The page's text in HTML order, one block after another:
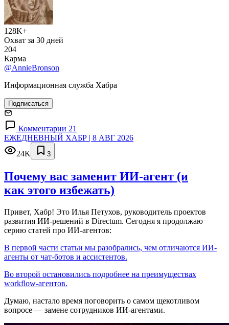
128K+
Охват за 30 дней
204
Карма
@AnnieBronson
Информационная служба Хабра
Подписаться
Комментарии 21
ЕЖЕДНЕВНЫЙ ХАБР | 8 АВГ 2026
24K
3
Почему вас заменит ИИ‑агент (и
как этого избежать)
Привет, Хабр! Это Илья Петухов, руководитель проектов
развития ИИ-решений в Directum. Сегодня я продолжаю
серию статей про ИИ-агентов:
В первой части статьи мы разобрались, чем отличаются ИИ-
агенты от чат-ботов и ассистентов.
Во второй остановились подробнее на преимуществах
workflow-агентов.
Думаю, настало время поговорить о самом щекотливом
вопросе — замене сотрудников ИИ-агентами.